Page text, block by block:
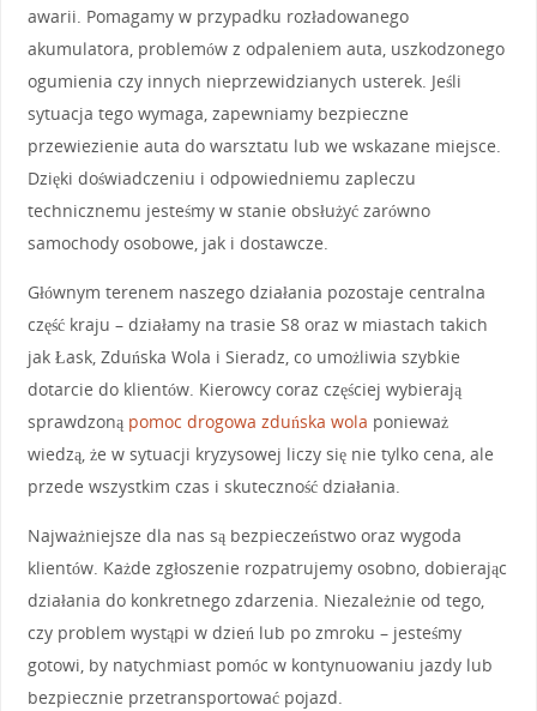
awarii. Pomagamy w przypadku rozładowanego
akumulatora, problemów z odpaleniem auta, uszkodzonego
ogumienia czy innych nieprzewidzianych usterek. Jeśli
sytuacja tego wymaga, zapewniamy bezpieczne
przewiezienie auta do warsztatu lub we wskazane miejsce.
Dzięki doświadczeniu i odpowiedniemu zapleczu
technicznemu jesteśmy w stanie obsłużyć zarówno
samochody osobowe, jak i dostawcze.
Głównym terenem naszego działania pozostaje centralna
część kraju – działamy na trasie S8 oraz w miastach takich
jak Łask, Zduńska Wola i Sieradz, co umożliwia szybkie
dotarcie do klientów. Kierowcy coraz częściej wybierają
sprawdzoną pomoc drogowa zduńska wola ponieważ
wiedzą, że w sytuacji kryzysowej liczy się nie tylko cena, ale
przede wszystkim czas i skuteczność działania.
Najważniejsze dla nas są bezpieczeństwo oraz wygoda
klientów. Każde zgłoszenie rozpatrujemy osobno, dobierając
działania do konkretnego zdarzenia. Niezależnie od tego,
czy problem wystąpi w dzień lub po zmroku – jesteśmy
gotowi, by natychmiast pomóc w kontynuowaniu jazdy lub
bezpiecznie przetransportować pojazd.